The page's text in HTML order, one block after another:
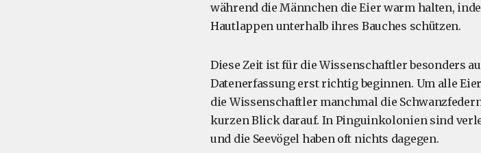
während die Männchen die Eier warm halten,
Hautlappen unterhalb ihres Bauches schützen.
Diese Zeit ist für die Wissenschaftler besonders
Datenerfassung erst richtig beginnen. Um alle
die Wissenschaftler manchmal die
kurzen Blick darauf. In Pinguinkolonien sind
und die Seevögel haben oft nichts dagegen.